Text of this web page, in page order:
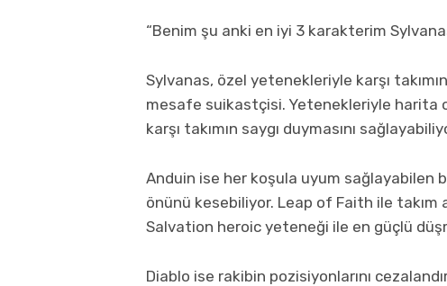
“Benim şu anki en iyi 3 karakterim
Sylvanas, özel yetenekleriyle karşı
mesafe suikastçisi. Yetenekleriyle harita
karşı takımın saygı duymasını
Anduin ise her koşula uyum sağlayabilen
önünü kesebiliyor. Leap of Faith ile takım
Salvation heroic yeteneği ile en güçlü
Diablo ise rakibin pozisiyonlarını